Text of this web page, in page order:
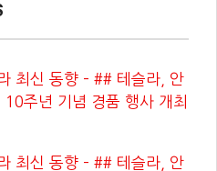
최신 동향 – ## 테슬라, 안
주년 기념 경품 행사 개최
최신 동향 – ## 테슬라, 안